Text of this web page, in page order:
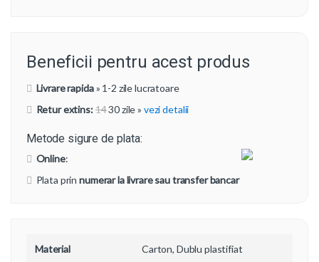
Beneficii pentru acest produs
Livrare rapida» 1-2 zile lucratoare
Retur extins:1430 zile» vezi detalii
Metode sigure de plata:
Online:
Plata prinnumerar la livrare sau transfer bancar
Material Carton, Dublu plastifiat